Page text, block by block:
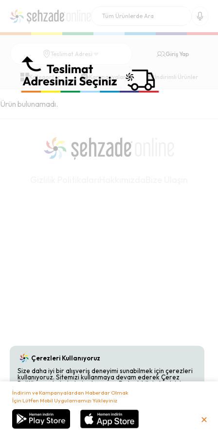
İndirim ve Kampanyalardan Haberdar Olmak
İçin Lütfen Mobil Uygulamamızı Yükleyiniz
✕
Sepetim 0,00
Teslimat Adresi Giriş Yap
Kategoriler Kampanyalar İndirimli Ürünler
Ürün bulunamadı.
Çerezleri Kullanıyoruz
Size daha iyi bir alışveriş deneyimi sunabilmek için çerezleri
kullanıyoruz. Sitemizi kullanmaya devam ederek Çerez
Politikamızı kabul etmiş olursunuz. Detaylı bilgi almak için
Çerez Politikamızı
inceleyebilirsiniz.
Kabul Et